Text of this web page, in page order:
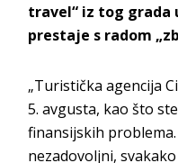
travel“ iz tog grada
prestaje s radom
„Turistička agencija
5. avgusta, kao što
finansijskih
nezadovoljni,